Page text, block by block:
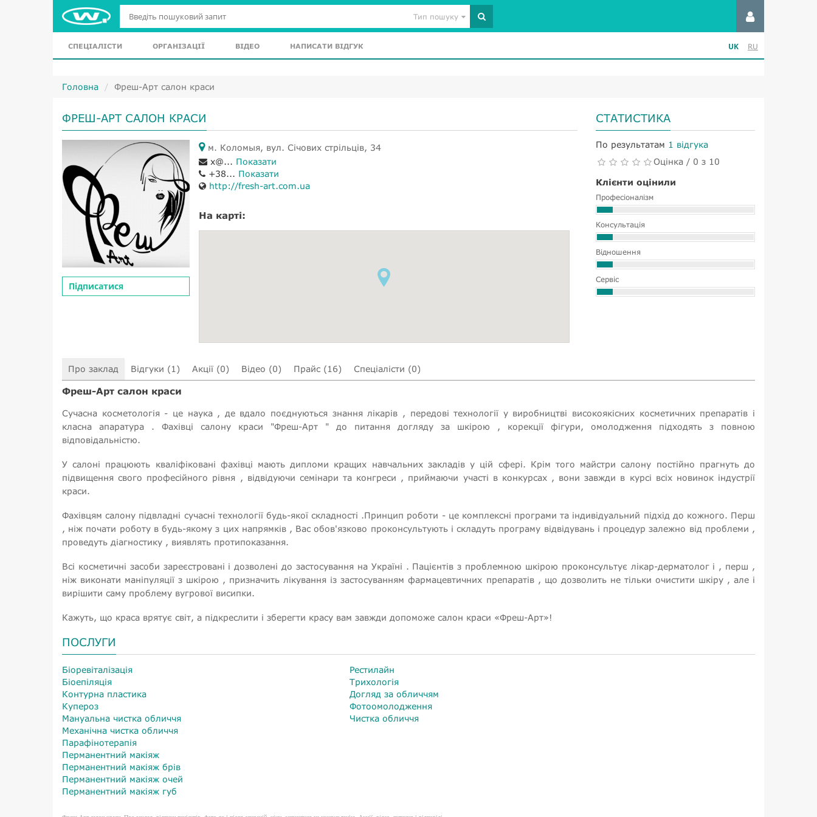
Тип пошуку
СПЕЦІАЛІСТИ ОРГАНІЗАЦІЇ ВІДЕО НАПИСАТИ ВІДГУК UK RU
Головна Фреш-Арт салон краси
ФРЕШ-АРТ САЛОН КРАСИ
Підписатися
м. Коломыя, вул. Січових стрільців, 34
x@... Показати
+38... Показати
http://fresh-art.com.ua
На карті:
СТАТИСТИКА
По результатам 1 відгука
Оцінка / 0 з 10
Клієнти оцінили
Професіоналізм
Консультація
Відношення
Сервіс
Про заклад Відгуки (1) Акції (0) Відео (0) Прайс (16) Спеціалісти (0)
Фреш-Арт салон краси
Сучасна косметологія - це наука , де вдало поєднуються знання лікарів , передові технології у виробництві високоякісних косметичних препаратів і
класна апаратура . Фахівці салону краси "Фреш-Арт " до питання догляду за шкірою , корекції фігури, омолодження підходять з повною
відповідальністю.
У салоні працюють кваліфіковані фахівці мають дипломи кращих навчальних закладів у цій сфері. Крім того майстри салону постійно прагнуть до
підвищення свого професійного рівня , відвідуючи семінари та конгреси , приймаючи участі в конкурсах , вони завжди в курсі всіх новинок індустрії
краси.
Фахівцям салону підвладні сучасні технології будь-якої складності .Принцип роботи - це комплексні програми та індивідуальний підхід до кожного. Перш
, ніж почати роботу в будь-якому з цих напрямків , Вас обов'язково проконсультують і складуть програму відвідувань і процедур залежно від проблеми ,
проведуть діагностику , виявлять протипоказання.
Всі косметичні засоби зареєстровані і дозволені до застосування на Україні . Пацієнтів з проблемною шкірою проконсультує лікар-дерматолог і , перш ,
ніж виконати маніпуляції з шкірою , призначить лікування із застосуванням фармацевтичних препаратів , що дозволить не тільки очистити шкіру , але і
вирішити саму проблему вугрової висипки.
Кажуть, що краса врятує світ, а підкреслити і зберегти красу вам завжди допоможе салон краси «Фреш-Арт»!
ПОСЛУГИ
Біоревіталізація
Біоепіляція
Контурна пластика
Купероз
Мануальна чистка обличчя
Механічна чистка обличчя
Парафінотерапія
Перманентний макіяж
Перманентний макіяж брів
Перманентний макіяж очей
Перманентний макіяж губ
Рестилайн
Трихологія
Догляд за обличчям
Фотоомолодження
Чистка обличчя